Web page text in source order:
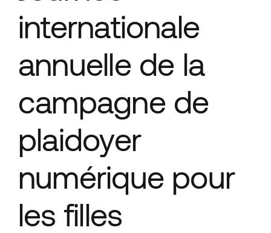
internationale
annuelle de la
campagne de
plaidoyer
numérique pour
les filles